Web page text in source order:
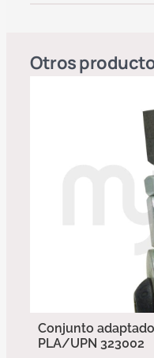
Otros
Conjunto
PLA/UPN 323002